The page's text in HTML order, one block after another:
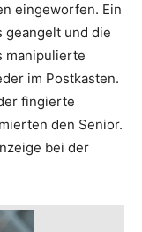
eingeworfen. Ein
geangelt und die
manipulierte
im Postkasten.
fingierte
den Senior.
bei der